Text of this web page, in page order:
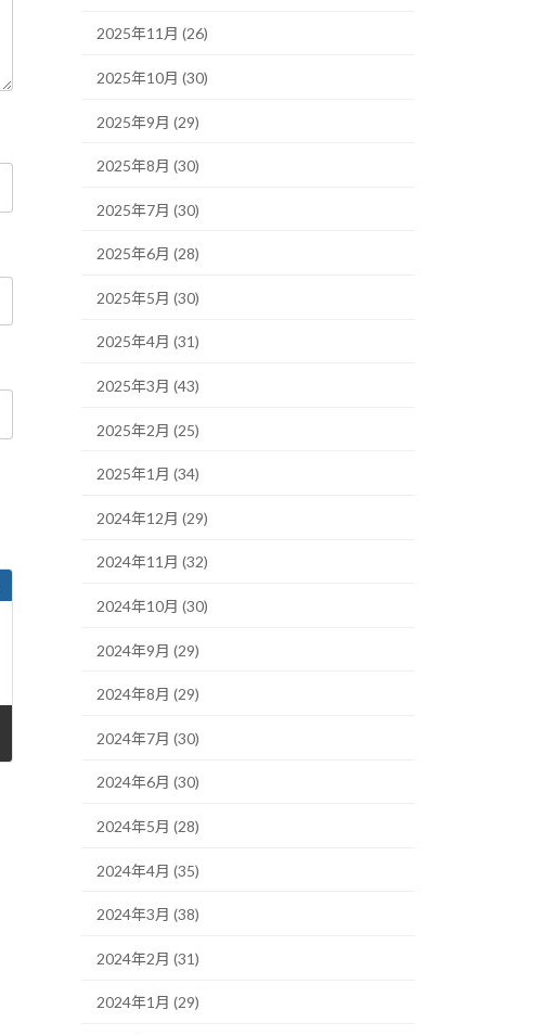
2025年11月 (26)
2025年10月 (30)
2025年9月 (29)
2025年8月 (30)
2025年7月 (30)
2025年6月 (28)
2025年5月 (30)
2025年4月 (31)
2025年3月 (43)
2025年2月 (25)
2025年1月 (34)
2024年12月 (29)
2024年11月 (32)
2024年10月 (30)
2024年9月 (29)
2024年8月 (29)
2024年7月 (30)
2024年6月 (30)
2024年5月 (28)
2024年4月 (35)
2024年3月 (38)
2024年2月 (31)
2024年1月 (29)